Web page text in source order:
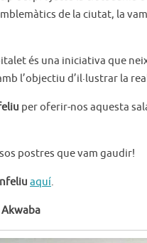
de la ciutat, la
és una iniciativa que
l’objectiu d’il·lustrar la
per oferir-nos aquesta
postres que vam gaudir!
aquí.